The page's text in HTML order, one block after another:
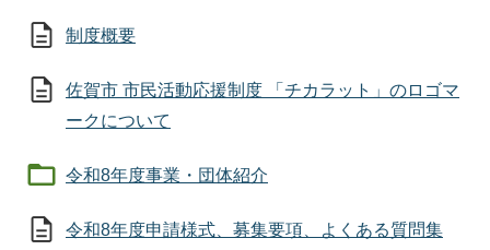
制度概要
佐賀市 市民活動応援制度 「チカラット」のロゴマ
ークについて
令和8年度事業・団体紹介
令和8年度申請様式、募集要項、よくある質問集